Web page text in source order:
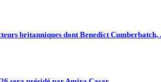
britanniques dont Benedict Cumberbatch,